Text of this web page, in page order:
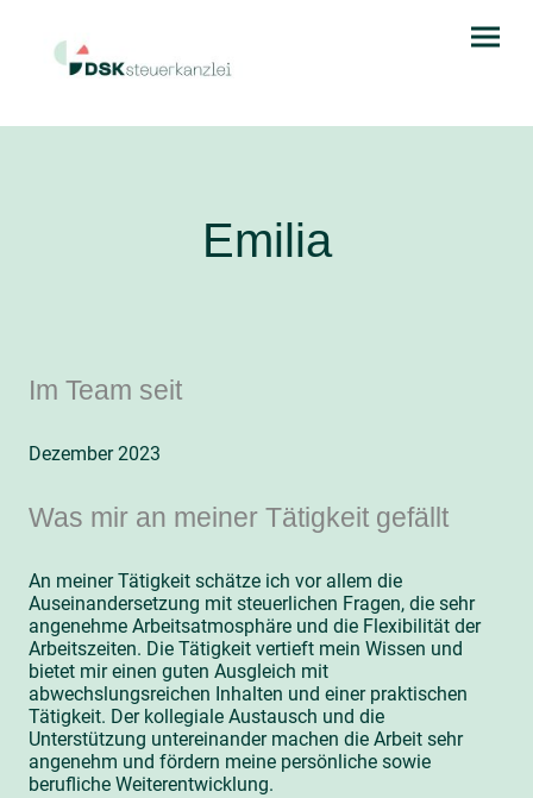
Emilia
Im Team seit
Dezember 2023
Was mir an meiner Tätigkeit gefällt
An meiner Tätigkeit schätze ich vor allem die
Auseinandersetzung mit steuerlichen Fragen, die sehr
angenehme Arbeitsatmosphäre und die Flexibilität der
Arbeitszeiten. Die Tätigkeit vertieft mein Wissen und
bietet mir einen guten Ausgleich mit
abwechslungsreichen Inhalten und einer praktischen
Tätigkeit. Der kollegiale Austausch und die
Unterstützung untereinander machen die Arbeit sehr
angenehm und fördern meine persönliche sowie
berufliche Weiterentwicklung.